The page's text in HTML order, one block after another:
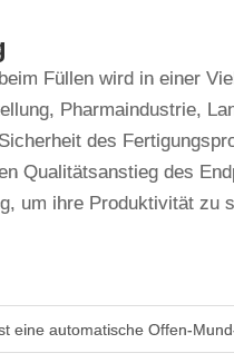
Füllen wird in einer
Pharmaindustrie,
des
Qualitätsanstieg des
um ihre Produktivität zu
eine automatische Offen-